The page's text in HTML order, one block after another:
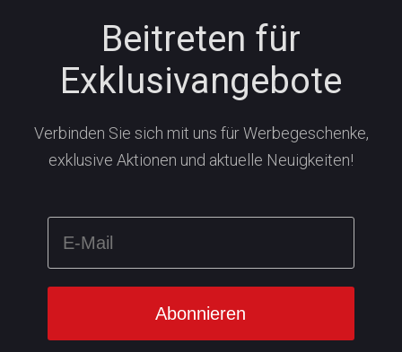
Beitreten für
Exklusivangebote
Verbinden Sie sich mit uns für Werbegeschenke,
exklusive Aktionen und aktuelle Neuigkeiten!